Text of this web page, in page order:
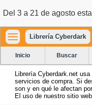
Del 3 a 21 de agosto
Librería Cyberdark
Inicio Buscar
Librería Cyberdark.net
servicios de compra. Si
son y en qué le afectan
El uso de nuestro sitio